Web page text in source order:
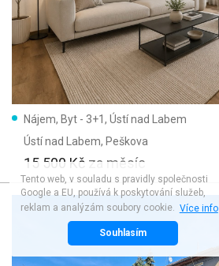
Tento web, v souladu s pravidly společnosti
Google a EU, používá k poskytování služeb,
reklam a analýzám soubory cookie. Více info
Souhlasím
Nájem, Byt - 3+1, Ústí nad Labem
Ústí nad Labem, Peškova
15 500 Kč za měsíc